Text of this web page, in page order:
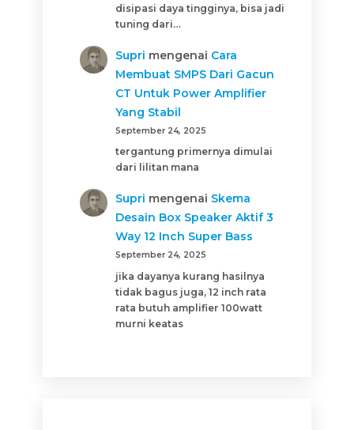
disipasi daya tingginya, bisa jadi
tuning dari…
Supri mengenai Cara
Membuat SMPS Dari Gacun
CT Untuk Power Amplifier
Yang Stabil
September 24, 2025
tergantung primernya dimulai
dari lilitan mana
Supri mengenai Skema
Desain Box Speaker Aktif 3
Way 12 Inch Super Bass
September 24, 2025
jika dayanya kurang hasilnya
tidak bagus juga, 12 inch rata
rata butuh amplifier 100watt
murni keatas